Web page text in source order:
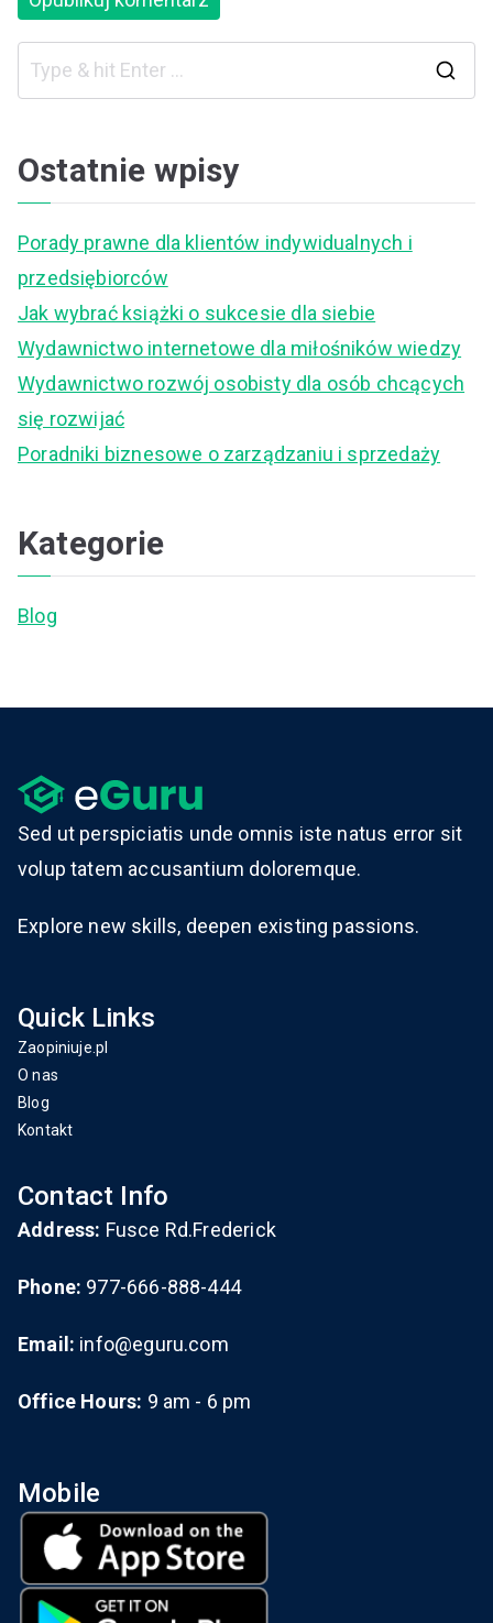
Ostatnie wpisy
Porady prawne dla klientów indywidualnych i
przedsiębiorców
Jak wybrać książki o sukcesie dla siebie
Wydawnictwo internetowe dla miłośników wiedzy
Wydawnictwo rozwój osobisty dla osób chcących
się rozwijać
Poradniki biznesowe o zarządzaniu i sprzedaży
Kategorie
Blog
Sed ut perspiciatis unde omnis iste natus error sit
volup tatem accusantium doloremque.
Explore new skills, deepen existing passions.
Quick Links
Zaopiniuje.pl
O nas
Blog
Kontakt
Contact Info
Address: Fusce Rd.Frederick
Phone: 977-666-888-444
Email: info@eguru.com
Office Hours: 9 am - 6 pm
Mobile